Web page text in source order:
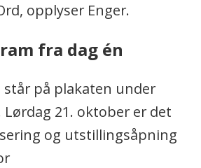
opplyser Enger.
fra dag én
står på plakaten under
21. oktober er det
og utstillingsåpning